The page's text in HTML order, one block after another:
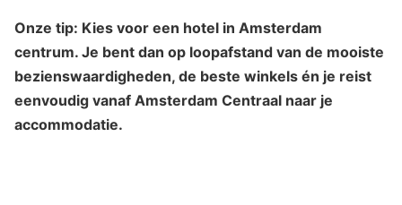
Onze tip: Kies voor een hotel in Amsterdam
centrum. Je bent dan op loopafstand van de mooiste
bezienswaardigheden, de beste winkels én je reist
eenvoudig vanaf Amsterdam Centraal naar je
accommodatie.